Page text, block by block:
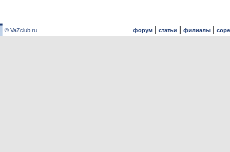
© VaZclub.ru форум| статьи филиалы|